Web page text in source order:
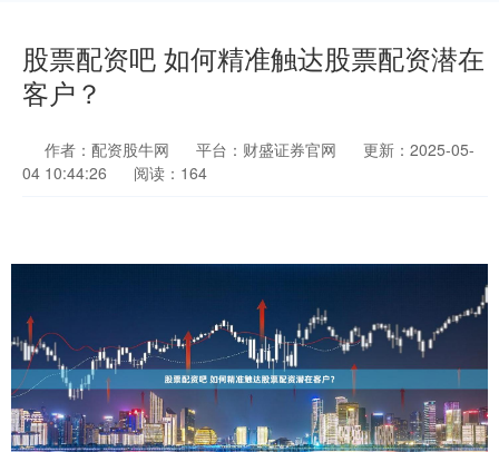
股票配资吧 如何精准触达股票配资潜在
客户？
作者：配资股牛网 平台：财盛证券官网
更新：2025-05-
04 10:44:26
阅读：164